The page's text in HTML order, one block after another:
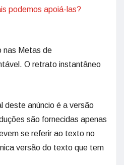
podemos apoiá-las?
nas Metas de
O retrato instantâneo
deste anúncio é a versão
são fornecidas apenas
se referir ao texto no
versão do texto que tem